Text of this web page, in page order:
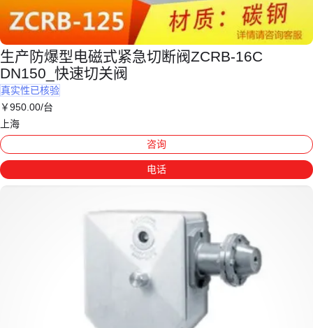
生产防爆型电磁式紧急切断阀ZCRB-16C
DN150_快速切关阀
真实性已核验
￥950 .00/台
上海
咨询
电话